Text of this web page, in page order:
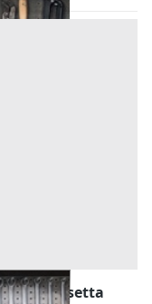
Caltanissetta